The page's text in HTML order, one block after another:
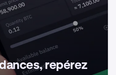
repérez